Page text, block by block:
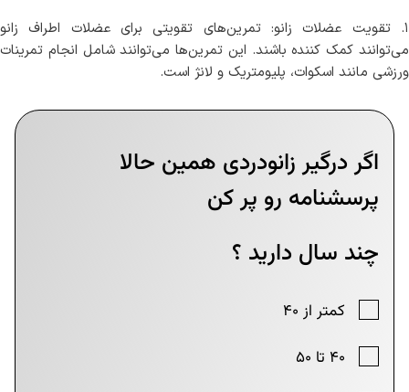
۱. تقویت عضلات زانو: تمرین‌های تقویتی برای عضلات اطراف زانو
می‌توانند کمک کننده باشند. این تمرین‌ها می‌توانند شامل انجام تمرینات
ورزشی مانند اسکوات، پلیومتریک و لانژ است.